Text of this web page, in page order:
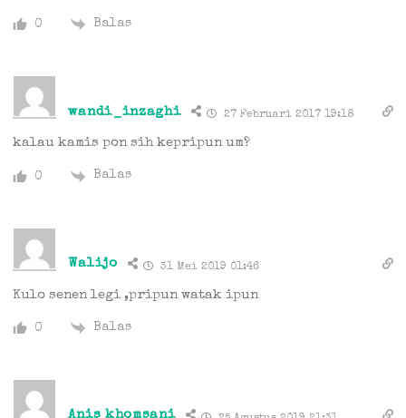
0 Balas
wandi_inzaghi 27 Februari 2017 19:18
kalau kamis pon sih kepripun um?
0 Balas
Walijo 31 Mei 2019 01:46
Kulo senen legi ,pripun watak ipun
0 Balas
Anis khomsani